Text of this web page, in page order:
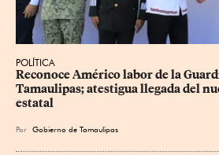
POLÍTICA
Reconoce Américo labor de la
Tamaulipas; atestigua llegada del
estatal
Por Gobierno de Tamaulipas